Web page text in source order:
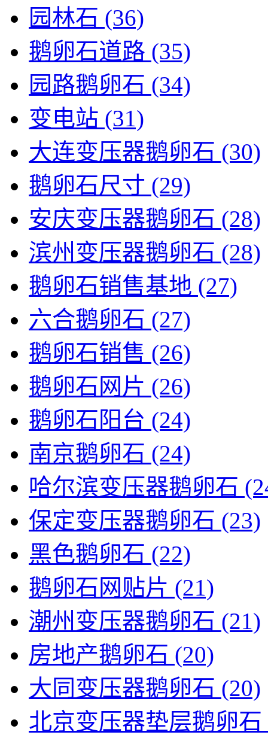
园林石 (36)
鹅卵石道路 (35)
园路鹅卵石 (34)
变电站 (31)
大连变压器鹅卵石 (30)
鹅卵石尺寸 (29)
安庆变压器鹅卵石 (28)
滨州变压器鹅卵石 (28)
鹅卵石销售基地 (27)
六合鹅卵石 (27)
鹅卵石销售 (26)
鹅卵石网片 (26)
鹅卵石阳台 (24)
南京鹅卵石 (24)
哈尔滨变压器鹅卵石
保定变压器鹅卵石 (23)
黑色鹅卵石 (22)
鹅卵石网贴片 (21)
潮州变压器鹅卵石 (21)
房地产鹅卵石 (20)
大同变压器鹅卵石 (20)
北京变压器垫层鹅卵石